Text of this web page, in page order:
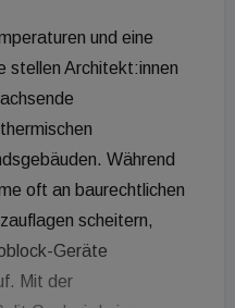
und eine
stellen Architekt:innen
Während
oft an baurechtlichen
scheitern,
Geräte
Mit der